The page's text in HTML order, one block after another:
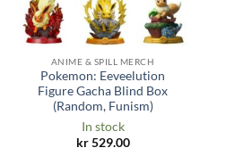
ANIME & SPILL MERCH
Pokemon: Eeveelution
Figure Gacha Blind Box
(Random, Funism)
In stock
kr529.00